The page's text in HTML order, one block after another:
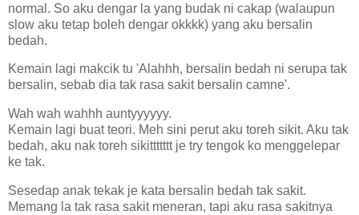
normal. So aku dengar la yang budak ni cakap (walaupun
slow aku tetap boleh dengar okkkk) yang aku bersalin
bedah.
Kemain lagi makcik tu 'Alahhh, bersalin bedah ni serupa tak
bersalin, sebab dia tak rasa sakit bersalin camne'.
Wah wah wahhh auntyyyyyy.
Kemain lagi buat teori. Meh sini perut aku toreh sikit. Aku tak
bedah, aku nak toreh sikittttttt je try tengok ko menggelepar
ke tak.
Sesedap anak tekak je kata bersalin bedah tak sakit.
Memang la tak rasa sakit meneran, tapi aku rasa sakitnya